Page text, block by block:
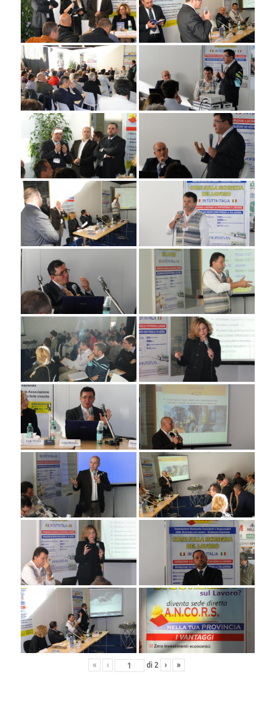
« ‹ di 2 › »